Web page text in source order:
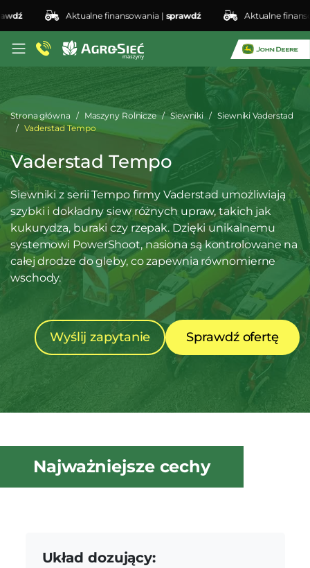
Aktualne finansowania |sprawdź Aktualne
Strona główna Maszyny Rolnicze Siewniki
Siewniki Vaderstad
Vaderstad Tempo
Vaderstad Tempo
Siewniki z serii Tempo firmy Vaderstad umożliwiają
szybki i dokładny siew różnych upraw, takich jak
kukurydza, buraki czy rzepak. Dzięki unikalnemu
systemowi PowerShoot, nasiona są kontrolowane na
całej drodze do gleby, co zapewnia równomierne
wschody.
Wyślij zapytanie Sprawdź ofertę
Najważniejsze cechy
Układ dozujący: